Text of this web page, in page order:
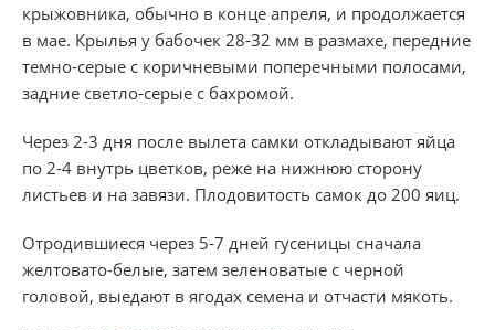
крыжовника, обычно в конце апреля, и продолжается
в мае. Крылья у бабочек 28-32 мм в размахе, передние
темно-серые с коричневыми поперечными полосами,
задние светло-серые с бахромой.
Через 2-3 дня после вылета самки откладывают яйца
по 2-4 внутрь цветков, реже на нижнюю сторону
листьев и на завязи. Плодовитость самок до 200 яиц.
Отродившиеся через 5-7 дней гусеницы сначала
желтовато-белые, затем зеленоватые с черной
головой, выедают в ягодах семена и отчасти мякоть.